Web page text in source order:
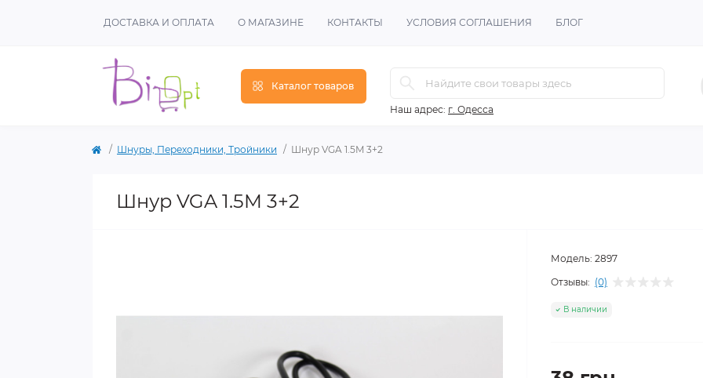
ДОСТАВКА И ОПЛАТА О МАГАЗИНЕ КОНТАКТЫ УСЛОВИЯ СОГЛАШЕНИЯ БЛОГ
Каталог товаров
Наш адрес: г. Одесса
Шнуры, Переходники, Тройники Шнур VGA 1.5M 3+2
Шнур VGA 1.5M 3+2
Модель: 2897
Отзывы: (0)
В наличии